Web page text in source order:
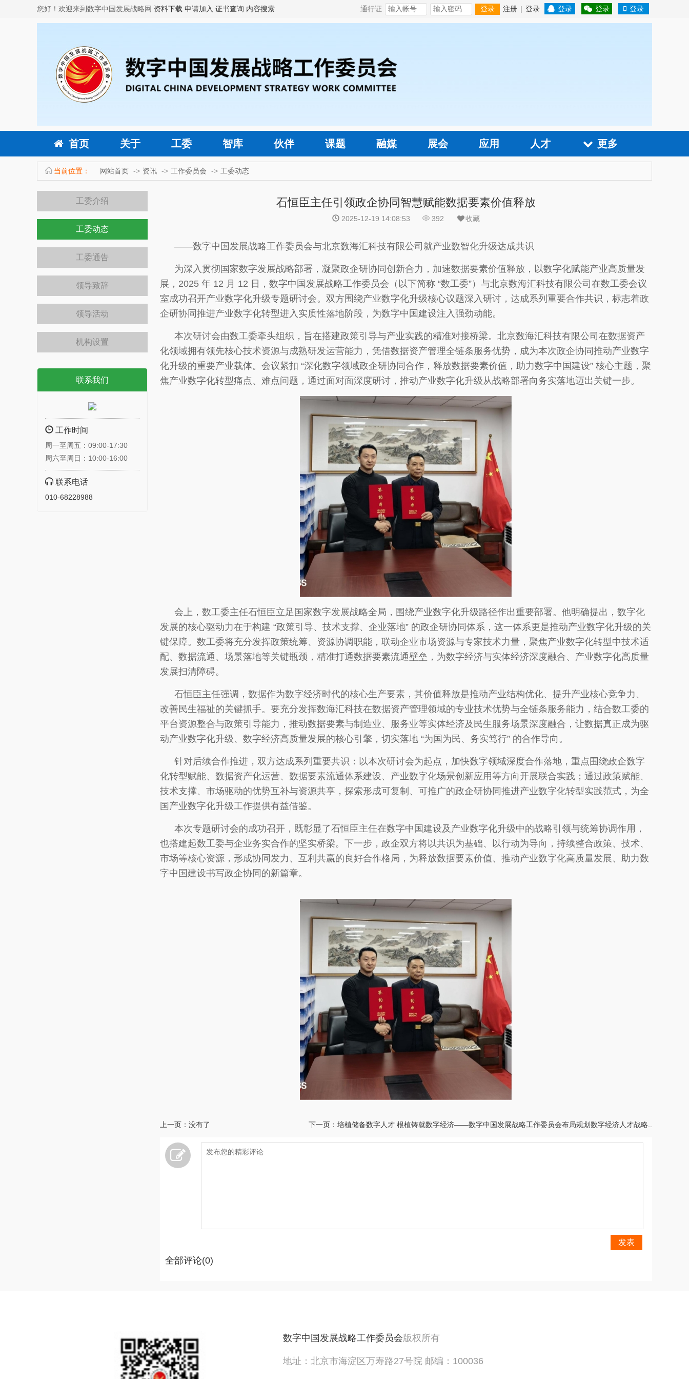
您好！欢迎来到数字中国发展战略网 资料下载 申请加入 证书查询 内容搜索 通行证 登录 注册 | 登录 登录 登录 登录
首页 关于 工委 智库 伙伴 课题 融媒 展会 应用 人才 更多
当前位置： 网站首页 资讯 工作委员会 工委动态
工委介绍
工委动态
工委通告
领导致辞
领导活动
机构设置
联系我们
工作时间
周一至周五：09:00-17:30
周六至周日：10:00-16:00
联系电话
010-68228988
石恒臣主任引领政企协同智慧赋能数据要素价值释放
2025-12-19 14:08:53 392 收藏
——数字中国发展战略工作委员会与北京数海汇科技有限公司就产业数智化升级达成共识
为深入贯彻国家数字发展战略部署，凝聚政企研协同创新合力，加速数据要素价值释放，以数字化赋能产业高质量发
展，2025 年 12 月 12 日，数字中国发展战略工作委员会（以下简称 “数工委”）与北京数海汇科技有限公司在数工委会议
室成功召开产业数字化升级专题研讨会。双方围绕产业数字化升级核心议题深入研讨，达成系列重要合作共识，标志着政
企研协同推进产业数字化转型进入实质性落地阶段，为数字中国建设注入强劲动能。
本次研讨会由数工委牵头组织，旨在搭建政策引导与产业实践的精准对接桥梁。北京数海汇科技有限公司在数据资产
化领域拥有领先核心技术资源与成熟研发运营能力，凭借数据资产管理全链条服务优势，成为本次政企协同推动产业数字
化升级的重要产业载体。会议紧扣 “深化数字领域政企研协同合作，释放数据要素价值，助力数字中国建设” 核心主题，聚
焦产业数字化转型痛点、难点问题，通过面对面深度研讨，推动产业数字化升级从战略部署向务实落地迈出关键一步。
会上，数工委主任石恒臣立足国家数字发展战略全局，围绕产业数字化升级路径作出重要部署。他明确提出，数字化
发展的核心驱动力在于构建 “政策引导、技术支撑、企业落地” 的政企研协同体系，这一体系更是推动产业数字化升级的关
键保障。数工委将充分发挥政策统筹、资源协调职能，联动企业市场资源与专家技术力量，聚焦产业数字化转型中技术适
配、数据流通、场景落地等关键瓶颈，精准打通数据要素流通壁垒，为数字经济与实体经济深度融合、产业数字化高质量
发展扫清障碍。
石恒臣主任强调，数据作为数字经济时代的核心生产要素，其价值释放是推动产业结构优化、提升产业核心竞争力、
改善民生福祉的关键抓手。要充分发挥数海汇科技在数据资产管理领域的专业技术优势与全链条服务能力，结合数工委的
平台资源整合与政策引导能力，推动数据要素与制造业、服务业等实体经济及民生服务场景深度融合，让数据真正成为驱
动产业数字化升级、数字经济高质量发展的核心引擎，切实落地 “为国为民、务实笃行” 的合作导向。
针对后续合作推进，双方达成系列重要共识：以本次研讨会为起点，加快数字领域深度合作落地，重点围绕政企数字
化转型赋能、数据资产化运营、数据要素流通体系建设、产业数字化场景创新应用等方向开展联合实践；通过政策赋能、
技术支撑、市场驱动的优势互补与资源共享，探索形成可复制、可推广的政企研协同推进产业数字化转型实践范式，为全
国产业数字化升级工作提供有益借鉴。
本次专题研讨会的成功召开，既彰显了石恒臣主任在数字中国建设及产业数字化升级中的战略引领与统筹协调作用，
也搭建起数工委与企业务实合作的坚实桥梁。下一步，政企双方将以共识为基础、以行动为导向，持续整合政策、技术、
市场等核心资源，形成协同发力、互利共赢的良好合作格局，为释放数据要素价值、推动产业数字化高质量发展、助力数
字中国建设书写政企协同的新篇章。
上一页：没有了 下一页： 培植储备数字人才 根植铸就数字经济——数字中国发展战略工作委员会布局规划数字经济人才战略..
发表
全部评论(0)
数字中国发展战略工作委员会版权所有
地址：北京市海淀区万寿路27号院 邮编：100036